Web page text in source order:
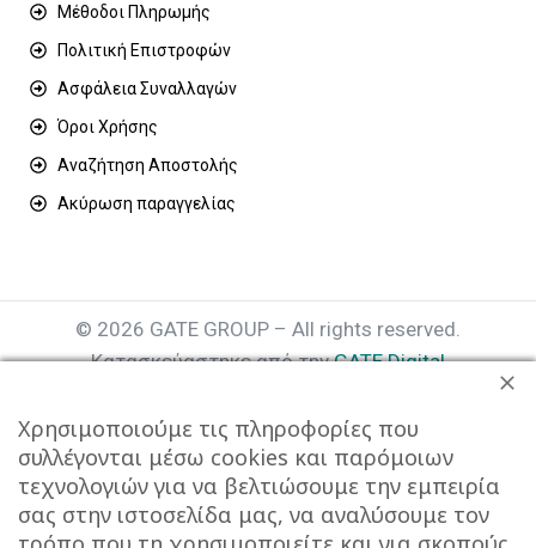
Μέθοδοι Πληρωμής
Πολιτική Επιστροφών
Ασφάλεια Συναλλαγών
Όροι Χρήσης
Αναζήτηση Αποστολής
Ακύρωση παραγγελίας
© 2026 GATE GROUP – All rights reserved.
Κατασκεύαστηκε από τηνGATE Digital
Αριθμός Γ.Ε.ΜΗ. : 077935642000
Χρησιμοποιούμε τις πληροφορίες που
συλλέγονται μέσω cookies και παρόμοιων
τεχνολογιών για να βελτιώσουμε την εμπειρία
σας στην ιστοσελίδα μας, να αναλύσουμε τον